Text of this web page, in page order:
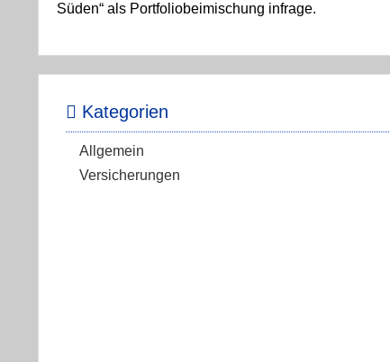
Süden“ als Portfoliobeimischung infrage.
Kategorien
Allgemein
Versicherungen